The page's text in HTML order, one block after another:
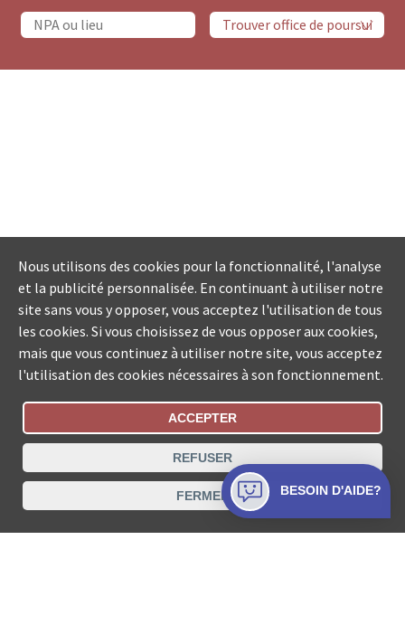
Statut De La Commande
Recherche des offices de Suisse
Protection des données Mentions légales
Conditions d’utilisation Contact
Nous utilisons des cookies pour la fonctionnalité, l'analyse
et la publicité personnalisée. En continuant à utiliser notre
site sans vous y opposer, vous acceptez l'utilisation de tous
les cookies. Si vous choisissez de vous opposer aux cookies,
mais que vous continuez à utiliser notre site, vous acceptez
l'utilisation des cookies nécessaires à son fonctionnement.
ACCEPTER
REFUSER
FERMER BESOIN D'AIDE?